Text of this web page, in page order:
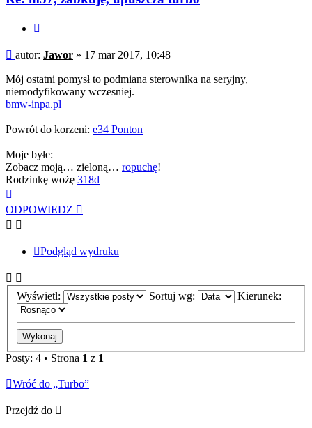
Post
autor: Jawor » 17 mar 2017, 10:48
Mój ostatni pomysł to podmiana sterownika na seryjny,
niemodyfikowany wczesniej.
bmw-inpa.pl
Powrót do korzeni: e34 Ponton
Moje byłe:
Zobacz moją… zieloną… ropuchę!
Rodzinkę wożę 318d
górę
ODPOWIEDZ
Podgląd wydruku
Wyświetl: Sortuj wg: Kierunek:
Posty: 4 • Strona 1 z 1
Wróć do „Turbo”
Przejdź do